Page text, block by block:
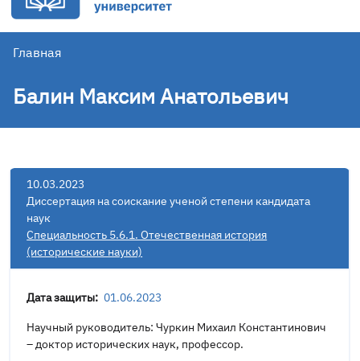
Главная
Балин Максим Анатольевич
10.03.2023
Диссертация на соискание ученой степени кандидата
наук
Специальность 5.6.1. Отечественная история
(исторические науки)
Дата защиты: 01.06.2023
Научный руководитель: Чуркин Михаил Константинович
– доктор исторических наук, профессор.